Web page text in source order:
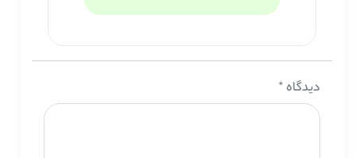
دیدگاه *